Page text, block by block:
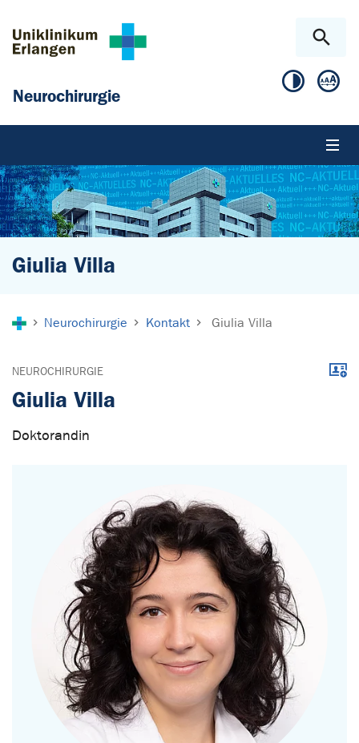
Neurochirurgie
Giulia Villa
Neurochirurgie Kontakt Giulia Villa
NEUROCHIRURGIE
Giulia Villa
Doktorandin